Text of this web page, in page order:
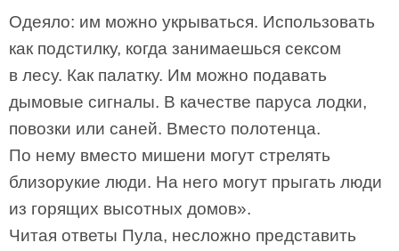
Одеяло: им можно укрываться. Использовать
как подстилку, когда занимаешься сексом
в лесу. Как палатку. Им можно подавать
дымовые сигналы. В качестве паруса лодки,
повозки или саней. Вместо полотенца.
По нему вместо мишени могут стрелять
близорукие люди. На него могут прыгать люди
из горящих высотных домов».
Читая ответы Пула, несложно представить